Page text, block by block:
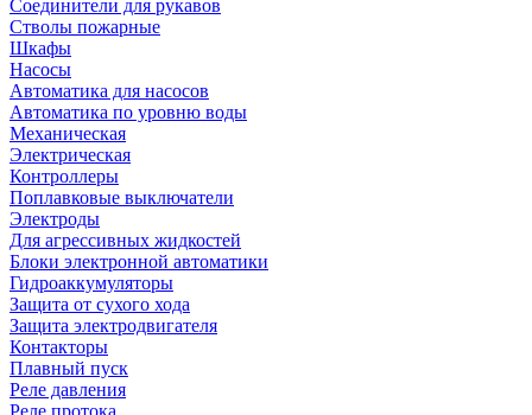
Соединители для рукавов
Стволы пожарные
Шкафы
Насосы
Автоматика для насосов
Автоматика по уровню воды
Механическая
Электрическая
Контроллеры
Поплавковые выключатели
Электроды
Для агрессивных жидкостей
Блоки электронной автоматики
Гидроаккумуляторы
Защита от сухого хода
Защита электродвигателя
Контакторы
Плавный пуск
Реле давления
Реле протока